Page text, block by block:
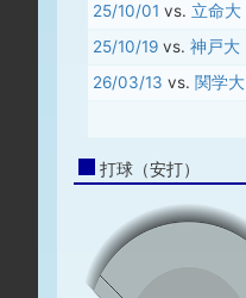
25/10/01 vs. 立命大
25/10/19 vs. 神戸大
26/03/13 vs. 関学大
打球（安打）